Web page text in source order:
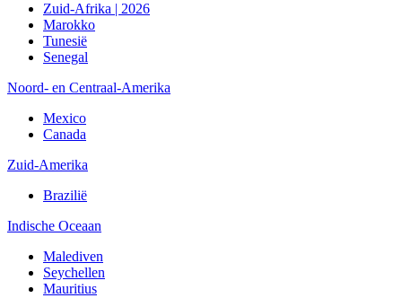
Zuid-Afrika | 2026
Marokko
Tunesië
Senegal
Noord- en Centraal-Amerika
Mexico
Canada
Zuid-Amerika
Brazilië
Indische Oceaan
Malediven
Seychellen
Mauritius